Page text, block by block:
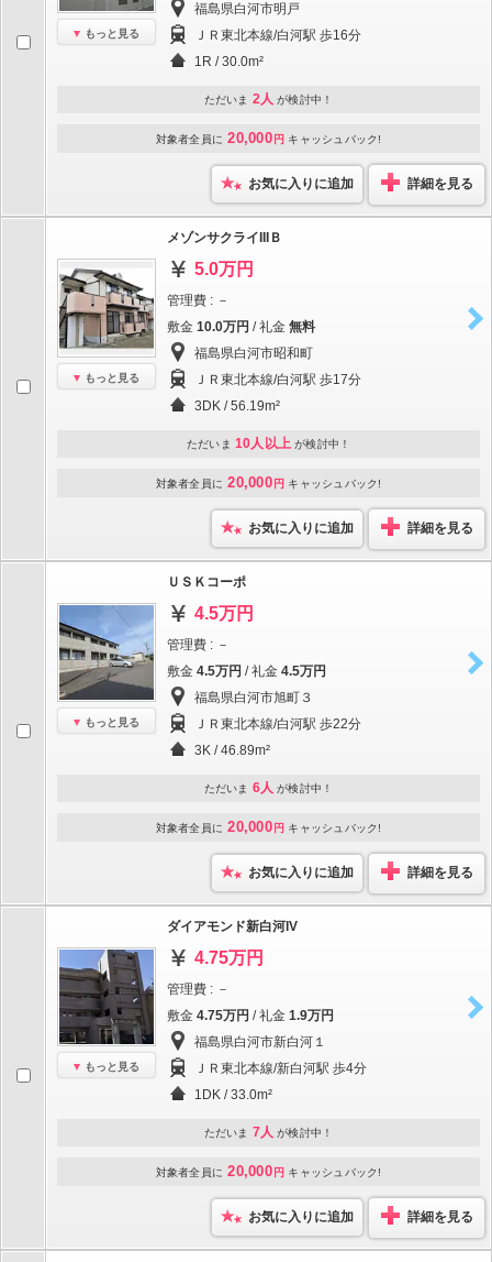
もっと見る
福島県白河市明戸
ＪＲ東北本線/白河駅 歩16分
1R / 30.0m²
ただいま 2人 が検討中！
対象者全員に 20,000 円 キャッシュバック!
お気に入りに追加 詳細を見る
もっと見る
メゾンサクライIIIＢ
5.0万円
管理費 : －
敷金 10.0万円 / 礼金 無料
福島県白河市昭和町
ＪＲ東北本線/白河駅 歩17分
3DK / 56.19m²
ただいま 10人以上 が検討中！
対象者全員に 20,000 円 キャッシュバック!
お気に入りに追加 詳細を見る
もっと見る
ＵＳＫコーポ
4.5万円
管理費 : －
敷金 4.5万円 / 礼金 4.5万円
福島県白河市旭町３
ＪＲ東北本線/白河駅 歩22分
3K / 46.89m²
ただいま 6人 が検討中！
対象者全員に 20,000 円 キャッシュバック!
お気に入りに追加 詳細を見る
もっと見る
ダイアモンド新白河IV
4.75万円
管理費 : －
敷金 4.75万円 / 礼金 1.9万円
福島県白河市新白河１
ＪＲ東北本線/新白河駅 歩4分
1DK / 33.0m²
ただいま 7人 が検討中！
対象者全員に 20,000 円 キャッシュバック!
お気に入りに追加 詳細を見る